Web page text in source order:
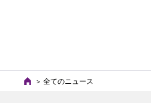
全てのニュース